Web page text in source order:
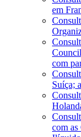
em
com
Suíça;
com